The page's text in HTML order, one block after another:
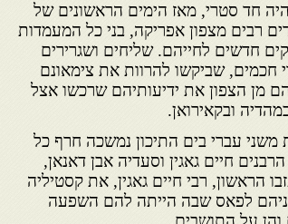
חד סטרי, מאז הימים הראשונים של
רבים מצפון אפריקה, בני כל המעמדות
חדשים לחייהם. שליחים ושגרירים
חכמים, שביקשו להרוות את צימאונם
מן הצפון את ידיעותיהם שרכשו אצל
ובקאירואן.
משני עברי בים התיכון נמשכה חרף כל
עד סמוך מאוד לגירוש ספרד ב 1492. הרבנים חיים גאגין וסעדיה אבן דאנאן,
הראשון, רבי חיים גאגין, את קסטיליה
לפאס שבה הייתה להם השפעה